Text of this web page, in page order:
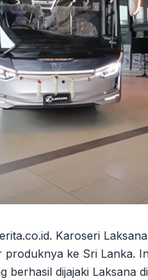
Karoseri
produknya ke Sri Lanka.
berhasil dijajaki Laksana